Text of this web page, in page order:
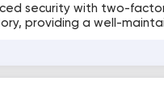
security with two-
providing a well-